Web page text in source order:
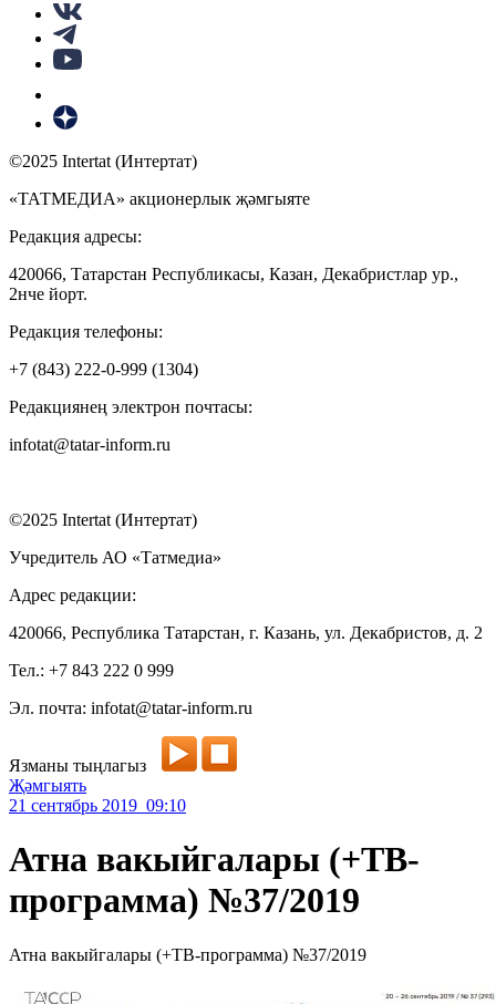
©2025 Intertat (Интертат)
«ТАТМЕДИА» акционерлык җәмгыяте
Редакция адресы:
420066, Татарстан Республикасы, Казан, Декабристлар ур.,
2нче йорт.
Редакция телефоны:
+7 (843) 222-0-999 (1304)
Редакциянең электрон почтасы:
infotat@tatar-inform.ru
©2025 Intertat (Интертат)
Учредитель АО «Татмедиа»
Адрес редакции:
420066, Республика Татарстан, г. Казань, ул. Декабристов, д. 2
Тел.: +7 843 222 0 999
Эл. почта: infotat@tatar-inform.ru
Язманы тыңлагыз
Җәмгыять
21 сентябрь 2019 09:10
Атна вакыйгалары (+ТВ-
программа) №37/2019
Атна вакыйгалары (+ТВ-программа) №37/2019